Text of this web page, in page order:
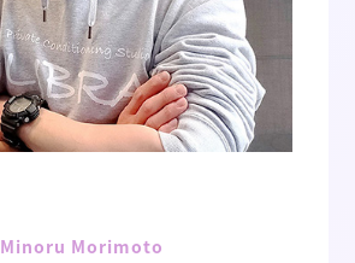
Minoru Morimoto